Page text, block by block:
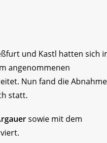
und Kastl hatten sich
angenommenen
Nun fand die Abnahme
statt.
sowie mit dem